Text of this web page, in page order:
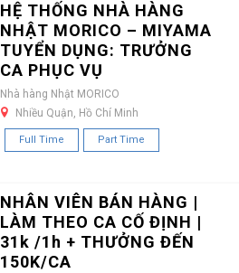
HỆ THỐNG NHÀ HÀNG
NHẬT MORICO – MIYAMA
TUYỂN DỤNG: TRƯỞNG
CA PHỤC VỤ
Nhà hàng Nhật MORICO
Nhiều Quận, Hồ Chí Minh
Full Time Part Time
NHÂN VIÊN BÁN HÀNG |
LÀM THEO CA CỐ ĐỊNH |
31k /1h + THƯỞNG ĐẾN
150K/CA